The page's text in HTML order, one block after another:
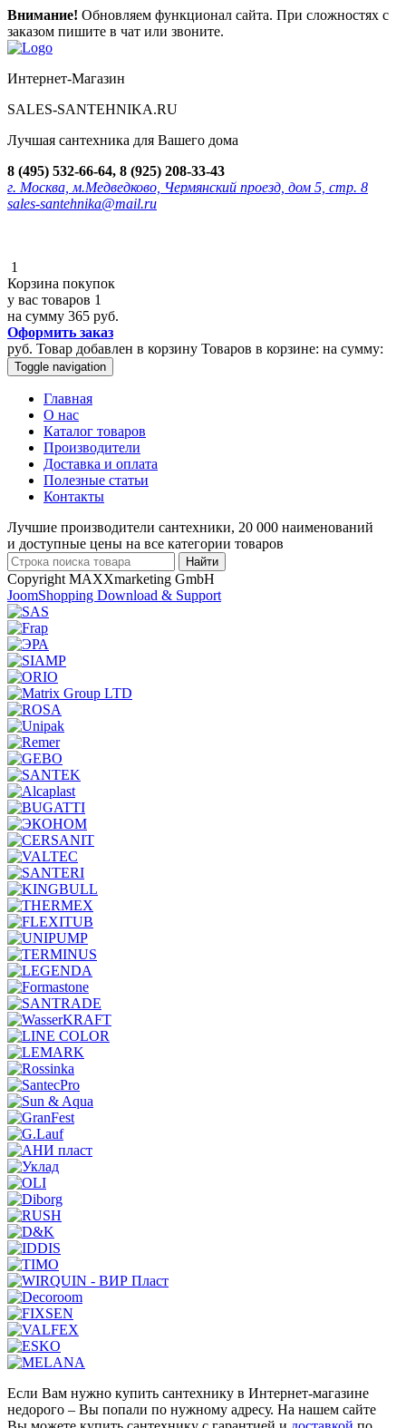
Внимание! Обновляем функционал сайта. При сложностях с
заказом пишите в чат или звоните.
Интернет-Магазин
SALES-SANTEHNIKA.RU
Лучшая сантехника для Вашего дома
8 (495) 532-66-64, 8 (925) 208-33-43
г. Москва, м.Медведково, Чермянский проезд, дом 5, стр. 8
sales-santehnika@mail.ru
1
Корзина покупок
у вас товаров 1
на сумму 365 руб.
Оформить заказ
руб. Товар добавлен в корзину Товаров в корзине: на сумму:
Toggle navigation
Главная
О нас
Каталог товаров
Производители
Доставка и оплата
Полезные статьи
Контакты
Лучшие производители сантехники, 20 000 наименований
и доступные цены на все категории товаров
Copyright MAXXmarketing GmbH
JoomShopping Download & Support
Если Вам нужно купить сантехнику в Интернет-магазине
недорого – Вы попали по нужному адресу. На нашем сайте